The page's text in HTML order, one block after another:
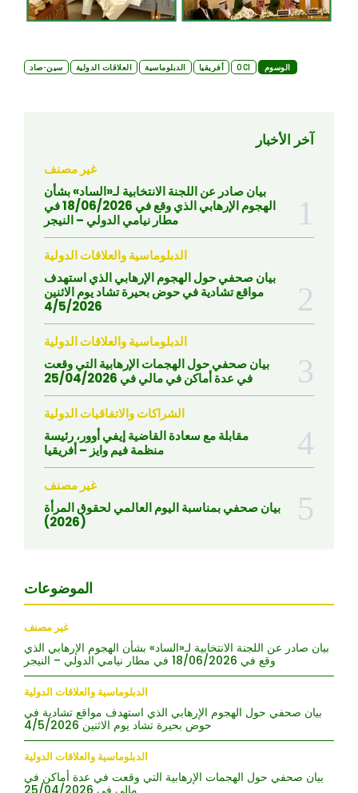
الوسوم OCI أفريقيا الدبلوماسية العلاقات الدولية سين-صاد
آخر الأخبار
غير مصنف
بيان صادر عن اللجنة الانتخابية لـ«الساد» بشأن
الهجوم الإرهابي الذي وقع في 18/06/2026 في
مطار نيامي الدولي – النيجر
الدبلوماسية والعلاقات الدولية
بيان صحفي حول الهجوم الإرهابي الذي استهدف
مواقع تشادية في حوض بحيرة تشاد يوم الاثنين
4/5/2026
الدبلوماسية والعلاقات الدولية
بيان صحفي حول الهجمات الإرهابية التي وقعت
في عدة أماكن في مالي في 25/04/2026
الشراكات والاتفاقيات الدولية
مقابلة مع سعادة القاضية إيفي أوور، رئيسة
منظمة فيم وايز – أفريقيا
غير مصنف
بيان صحفي بمناسبة اليوم العالمي لحقوق المرأة
(2026)
الموضوعات
غير مصنف
بيان صادر عن اللجنة الانتخابية لـ«الساد» بشأن الهجوم الإرهابي الذي
وقع في 18/06/2026 في مطار نيامي الدولي – النيجر
الدبلوماسية والعلاقات الدولية
بيان صحفي حول الهجوم الإرهابي الذي استهدف مواقع تشادية في
حوض بحيرة تشاد يوم الاثنين 4/5/2026
الدبلوماسية والعلاقات الدولية
بيان صحفي حول الهجمات الإرهابية التي وقعت في عدة أماكن في